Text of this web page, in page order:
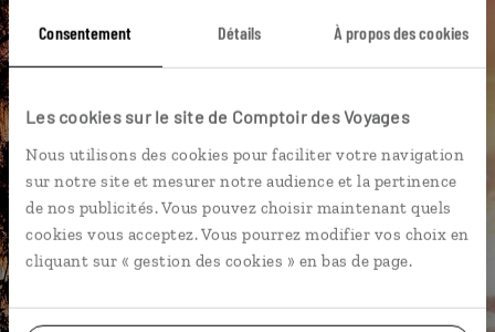
Consentement Détails À propos des cookies
Les cookies sur le site de Comptoir des Voyages
Nous utilisons des cookies pour faciliter votre navigation
sur notre site et mesurer notre audience et la pertinence
de nos publicités. Vous pouvez choisir maintenant quels
cookies vous acceptez. Vous pourrez modifier vos choix en
cliquant sur « gestion des cookies » en bas de page.
Cilaos Col des boeufs Hellbourg
Cyrielle,
spécialiste La Réunion
spécialistes